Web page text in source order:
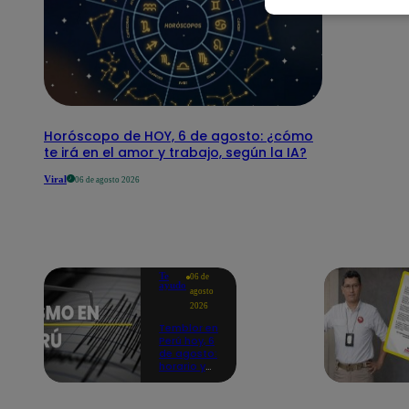
Horóscopo de HOY, 6 de agosto: ¿cómo
te irá en el amor y trabajo, según la IA?
Viral 06 de agosto 2026
Te
ayudo
06 de
agosto
2026
Temblor en
Perú hoy, 6
de agosto:
horario y